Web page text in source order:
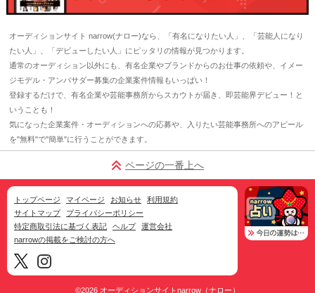
オーディションサイト narrow(ナロー)なら、「有名になりたい人」、「芸能人になり
たい人」、「デビューしたい人」にピッタリの情報が見つかります。
通常のオーディション以外にも、有名企業やブランドからのお仕事の依頼や、イメー
ジモデル・アンバサダー募集の企業案件情報もいっぱい！
登録するだけで、有名企業や芸能事務所からスカウトが届き、即芸能界デビュー！と
いうことも！
気になった企業案件・オーディションへの応募や、入りたい芸能事務所へのアピール
を"無料"で"簡単"に行うことができます。
ページの一番上へ
トップページ マイページ お知らせ
利用規約
サイトマップ
プライバシーポリシー
特定商取引法に基づく表記
ヘルプ
運営会社
narrowの掲載をご検討の方へ
©2026 オーディションサイトnarrow（ナロー）